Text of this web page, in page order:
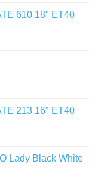
610 18" ET40
213 16″ ET40
Lady Black White